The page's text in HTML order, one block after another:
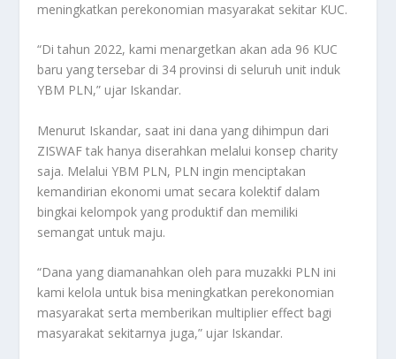
meningkatkan perekonomian masyarakat sekitar KUC.
“Di tahun 2022, kami menargetkan akan ada 96 KUC
baru yang tersebar di 34 provinsi di seluruh unit induk
YBM PLN,” ujar Iskandar.
Menurut Iskandar, saat ini dana yang dihimpun dari
ZISWAF tak hanya diserahkan melalui konsep charity
saja. Melalui YBM PLN, PLN ingin menciptakan
kemandirian ekonomi umat secara kolektif dalam
bingkai kelompok yang produktif dan memiliki
semangat untuk maju.
“Dana yang diamanahkan oleh para muzakki PLN ini
kami kelola untuk bisa meningkatkan perekonomian
masyarakat serta memberikan multiplier effect bagi
masyarakat sekitarnya juga,” ujar Iskandar.